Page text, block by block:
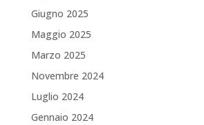
Giugno 2025
Maggio 2025
Marzo 2025
Novembre 2024
Luglio 2024
Gennaio 2024